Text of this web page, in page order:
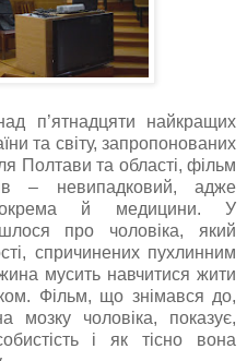
п’ятнадцяти найкращих
та світу, запропонованих
Полтави та області, фільм
– невипадковий, адже
й медицини. У
про чоловіка, який
спричинених пухлинним
мусить навчитися жити
Фільм, що знімався до,
мозку чоловіка, показує,
і як тісно вона